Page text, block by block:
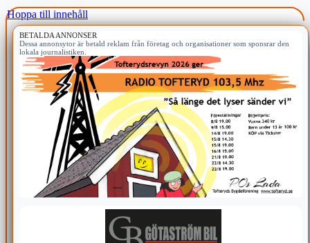
Hoppa till innehåll
BETALDA ANNONSER
Dessa annonsytor är betald reklam från företag och organisationer som sponsrar den
lokala journalistiken.